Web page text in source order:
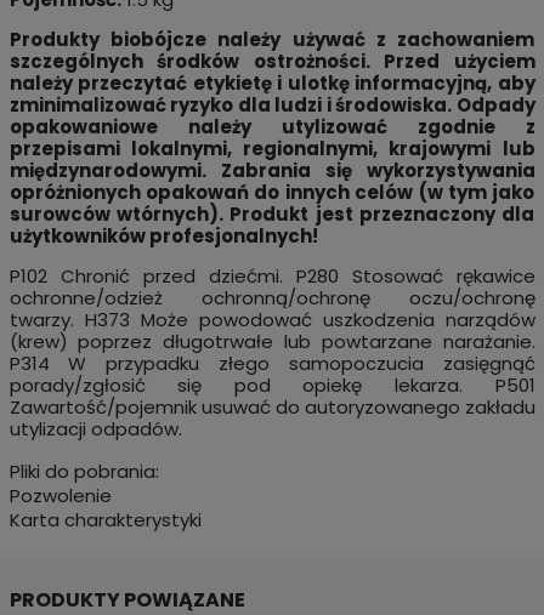
Produkty biobójcze należy używać z zachowaniem
szczególnych środków ostrożności. Przed użyciem
należy przeczytać etykietę i ulotkę informacyjną, aby
zminimalizować ryzyko dla ludzi i środowiska. Odpady
opakowaniowe należy utylizować zgodnie z
przepisami lokalnymi, regionalnymi, krajowymi lub
międzynarodowymi. Zabrania się wykorzystywania
opróżnionych opakowań do innych celów (w tym jako
surowców wtórnych). Produkt jest przeznaczony dla
użytkowników profesjonalnych!
P102 Chronić przed dziećmi. P280 Stosować rękawice
ochronne/odzież ochronną/ochronę oczu/ochronę
twarzy. H373 Może powodować uszkodzenia narządów
(krew) poprzez długotrwałe lub powtarzane narażanie.
P314 W przypadku złego samopoczucia zasięgnąć
porady/zgłosić się pod opiekę lekarza. P501
Zawartość/pojemnik usuwać do autoryzowanego zakładu
utylizacji odpadów.
Pliki do pobrania:
Pozwolenie
Karta charakterystyki
PRODUKTY POWIĄZANE